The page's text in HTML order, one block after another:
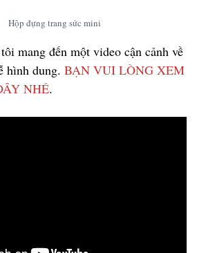
Hộp đựng trang sức mini
mang đến một video cận cảnh về
hình dung. BẠN VUI LÒNG XEM
NHÉ.